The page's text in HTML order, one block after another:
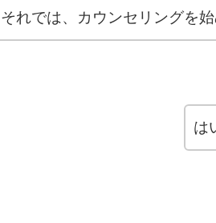
それでは、カウンセリングを始
は